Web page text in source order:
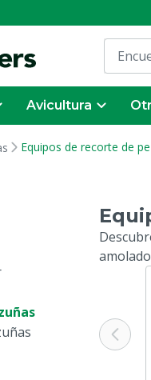
Avicultura
Equipos de recorte de